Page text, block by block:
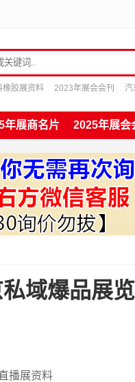
关键词
橡胶展资料 2023年展会会刊 汽
年展商名片 2025年展会
域爆品展
播展资料